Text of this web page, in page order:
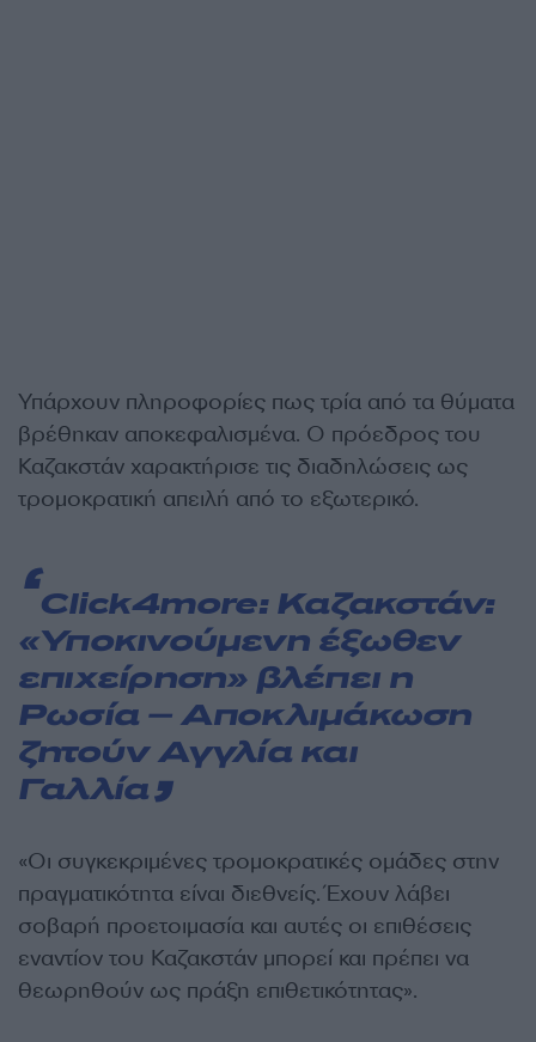
Υπάρχουν πληροφορίες πως τρία από τα θύματα
βρέθηκαν αποκεφαλισμένα. Ο πρόεδρος του
Καζακστάν χαρακτήρισε τις διαδηλώσεις ως
τρομοκρατική απειλή από το εξωτερικό.
Click4more: Καζακστάν:
«Υποκινούμενη έξωθεν
επιχείρηση» βλέπει η
Ρωσία – Αποκλιμάκωση
ζητούν Αγγλία και
Γαλλία
«Οι συγκεκριμένες τρομοκρατικές ομάδες στην
πραγματικότητα είναι διεθνείς. Έχουν λάβει
σοβαρή προετοιμασία και αυτές οι επιθέσεις
εναντίον του Καζακστάν μπορεί και πρέπει να
θεωρηθούν ως πράξη επιθετικότητας».